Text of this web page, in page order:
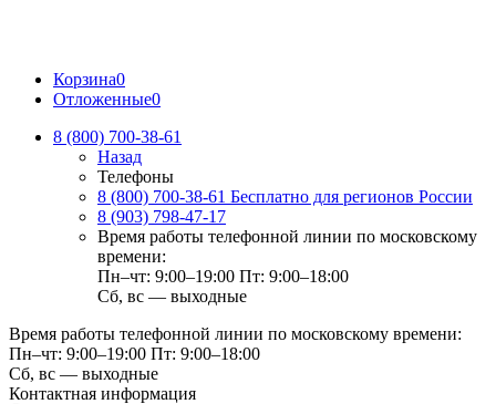
Корзина0
Отложенные0
8 (800) 700-38-61
Назад
Телефоны
8 (800) 700-38-61 Бесплатно для регионов России
8 (903) 798-47-17
Время работы телефонной линии по московскому
времени:
Пн–чт: 9:00–19:00 Пт: 9:00–18:00
Сб, вс — выходные
Время работы телефонной линии по московскому времени:
Пн–чт: 9:00–19:00 Пт: 9:00–18:00
Сб, вс — выходные
Контактная информация